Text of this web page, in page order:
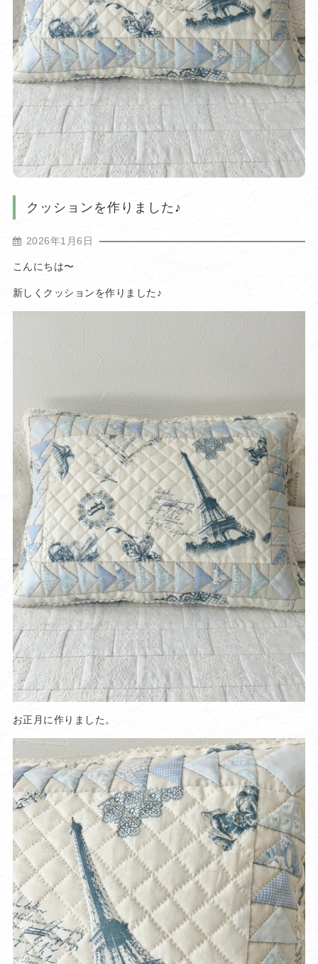
クッションを作りました♪
2026年1月6日
こんにちは〜
新しくクッションを作りました♪
お正月に作りました。